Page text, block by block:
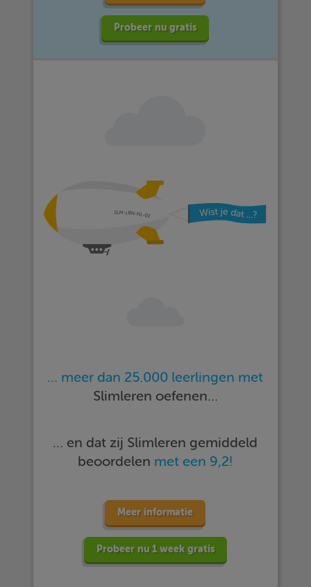
Probeer nu gratis
… meer dan 25.000 leerlingen met
Slimleren oefenen…
… en dat zij Slimleren gemiddeld
beoordelen met een 9,2!
Meer informatie
Probeer nu 1 week gratis